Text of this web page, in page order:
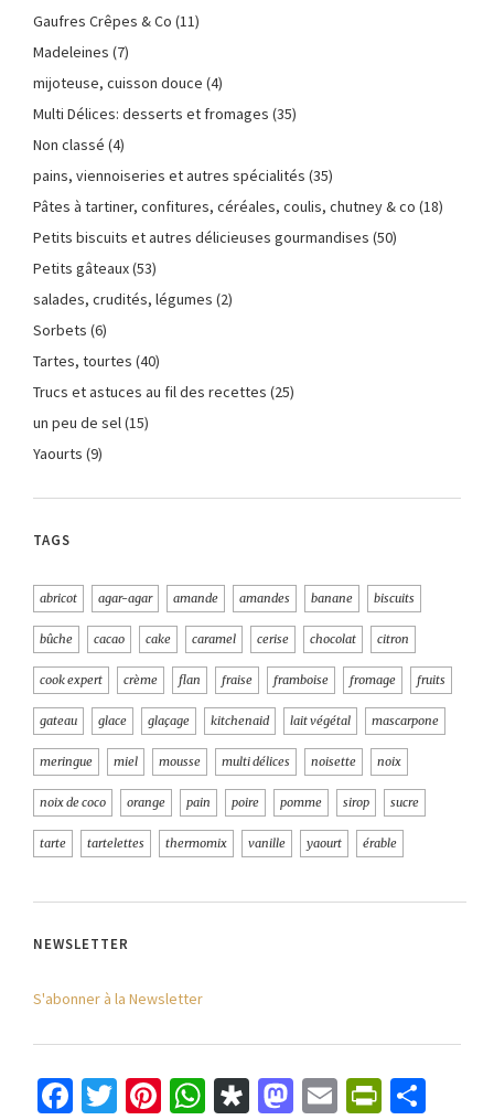
Gaufres Crêpes & Co (11)
Madeleines (7)
mijoteuse, cuisson douce (4)
Multi Délices: desserts et fromages (35)
Non classé (4)
pains, viennoiseries et autres spécialités (35)
Pâtes à tartiner, confitures, céréales, coulis, chutney & co (18)
Petits biscuits et autres délicieuses gourmandises (50)
Petits gâteaux(53)
salades, crudités, légumes (2)
Sorbets (6)
Tartes, tourtes (40)
Trucs et astuces au fil des recettes (25)
un peu de sel(15)
Yaourts (9)
TAGS
abricot agar-agar amande amandes banane biscuits
bûche cacao cake caramel cerise chocolat citron
cook expert crème flan fraise framboise fromage fruits
gateau glace glaçage kitchenaid lait végétal mascarpone
meringue miel mousse multi délices noisette noix
noix de coco orange pain poire pomme sirop sucre
tarte tartelettes thermomix vanille yaourt érable
NEWSLETTER
S'abonner à la Newsletter
Facebook
Twitter
Pinterest
WhatsApp
Diaspora
Mastodon
Email